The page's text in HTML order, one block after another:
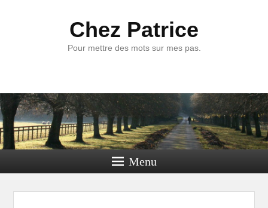
Chez Patrice
Pour mettre des mots sur mes pas.
Menu